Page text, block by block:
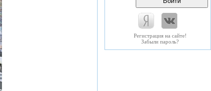
Регистрация на сайте!
Забыли пароль?